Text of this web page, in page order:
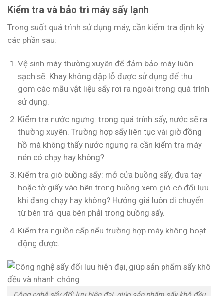
Kiểm tra và bảo trì máy sấy lạnh
Trong suốt quá trình sử dụng máy, cần kiểm tra định kỳ
các phần sau:
Vệ sinh máy thường xuyên để đảm bảo máy luôn
sạch sẽ. Khay không dập lỗ được sử dụng để thu
gom các mẫu vật liệu sấy rơi ra ngoài trong quá trình
sử dụng.
Kiểm tra nước ngưng: trong quá trính sấy, nước sẽ ra
thường xuyên. Trường hợp sấy liên tục vài giờ đồng
hồ mà không thấy nước ngưng ra cần kiểm tra máy
nén có chạy hay không?
Kiểm tra gió buồng sấy: mở cửa buồng sấy, đưa tay
hoặc tờ giấy vào bên trong buồng xem gió có đối lưu
khi đang chạy hay không? Hướng giá luôn di chuyển
từ bên trái qua bên phải trong buồng sấy.
Kiểm tra nguồn cấp nếu trường hợp máy không hoạt
động được.